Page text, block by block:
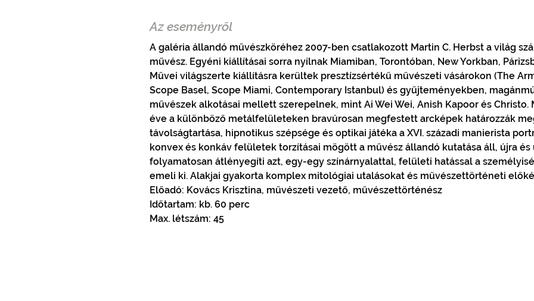
Az eseményről
A galéria állandó művészköréhez 2007-ben csatlakozott Martin C. Herbst a világ
művész. Egyéni kiállításai sorra nyílnak Miamiban, Torontóban, New Yorkban,
Művei világszerte kiállításra kerültek presztízsértékű művészeti vásárokon (The
Scope Basel, Scope Miami, Contemporary Istanbul) és gyűjteményekben,
művészek alkotásai mellett szerepelnek, mint Ai Wei Wei, Anish Kapoor és Christo.
éve a különböző metálfelületeken bravúrosan megfestett arcképek határozzák
távolságtartása, hipnotikus szépsége és optikai játéka a XVI. századi manierista
konvex és konkáv felületek torzításai mögött a művész állandó kutatása áll, újra
folyamatosan átlényegíti azt, egy-egy színárnyalattal, felületi hatással a
Előadó: Kovács Krisztina, művészeti vezető, művészettörténész
Időtartam: kb. 60 perc
Max. létszám: 45